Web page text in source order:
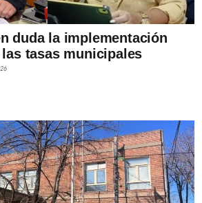
duda la implementación
tasas municipales